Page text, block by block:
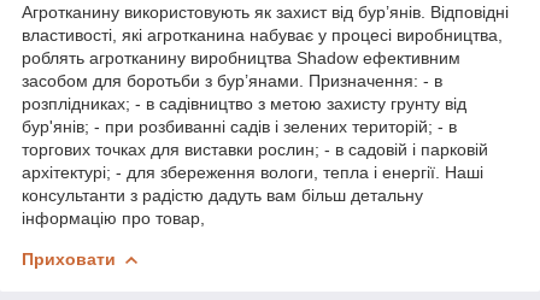
Агротканину використовують як захист від бур’янів. Відповідні
властивості, які агротканина набуває у процесі виробництва,
роблять агротканину виробництва Shadow ефективним
засобом для боротьби з бур’янами. Призначення: - в
розплідниках; - в садівництво з метою захисту грунту від
бур'янів; - при розбиванні садів і зелених територій; - в
торгових точках для виставки рослин; - в садовій і парковій
архітектурі; - для збереження вологи, тепла і енергії. Наші
консультанти з радістю дадуть вам більш детальну
інформацію про товар,
Приховати